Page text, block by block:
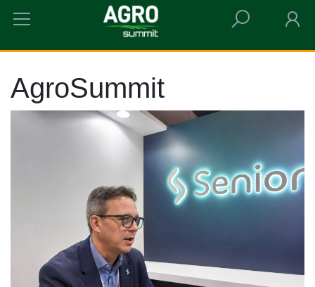
HOME AGROSUMMIT
AgroSummit